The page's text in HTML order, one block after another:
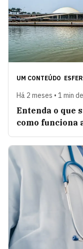
UM CONTEÚDO
Há 2 meses • 1 min
Entenda o que
como funciona